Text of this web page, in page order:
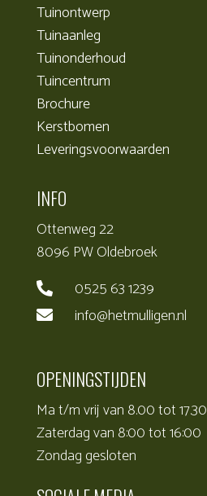
Tuinontwerp
Tuinaanleg
Tuinonderhoud
Tuincentrum
Brochure
Kerstbomen
Leveringsvoorwaarden
INFO
Ottenweg 22
8096 PW Oldebroek
 0525 63 1239
 info@hetmulligen.nl
OPENINGSTIJDEN
Ma t/m vrij van 8.00 tot 17.30
Zaterdag van 8:00 tot 16:00
Zondag gesloten